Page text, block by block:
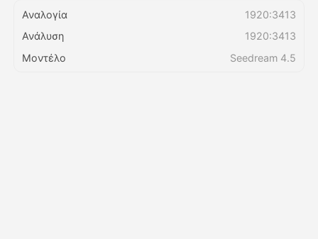
Τιμολόγιο
Αναλογία
1920:3413
Ανάλυση
1920:3413
Μοντέλο
Seedream 4.5